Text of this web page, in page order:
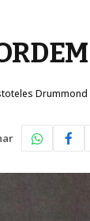
Drummond